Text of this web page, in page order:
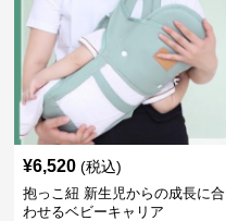
¥6,520 (税込)
抱っこ紐 新生児からの成長に合
わせるベビーキャリア